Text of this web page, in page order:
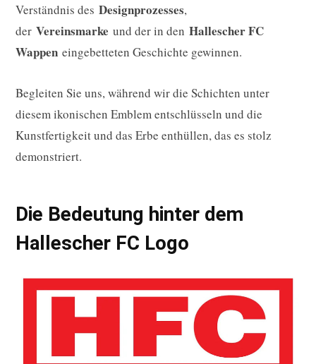
Verständnis des Designprozesses,
der Vereinsmarke und der in den Hallescher FC
Wappen eingebetteten Geschichte gewinnen.
Begleiten Sie uns, während wir die Schichten unter
diesem ikonischen Emblem entschlüsseln und die
Kunstfertigkeit und das Erbe enthüllen, das es stolz
demonstriert.
Die Bedeutung hinter dem
Hallescher FC Logo